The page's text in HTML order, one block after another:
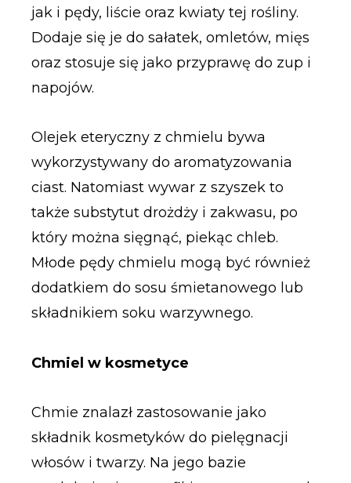
jak i pędy, liście oraz kwiaty tej rośliny.
Dodaje się je do sałatek, omletów, mięs
oraz stosuje się jako przyprawę do zup i
napojów.
Olejek eteryczny z chmielu bywa
wykorzystywany do aromatyzowania
ciast. Natomiast wywar z szyszek to
także substytut drożdży i zakwasu, po
który można sięgnąć, piekąc chleb.
Młode pędy chmielu mogą być również
dodatkiem do sosu śmietanowego lub
składnikiem soku warzywnego.
Chmiel w kosmetyce
Chmie znalazł zastosowanie jako
składnik kosmetyków do pielęgnacji
włosów i twarzy. Na jego bazie